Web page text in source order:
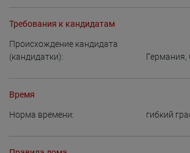
Требования к кандидатам
Происхождение кандидата
(кандидатки):
Германия,
Время
Норма времени: гибкий